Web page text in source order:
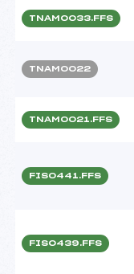
TNAM0033.FFS
TNAM0022
TNAM0021.FFS
FIS0441.FFS
FIS0439.FFS